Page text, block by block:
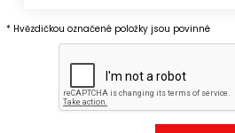
* Hvězdičkou označené položky jsou povinné